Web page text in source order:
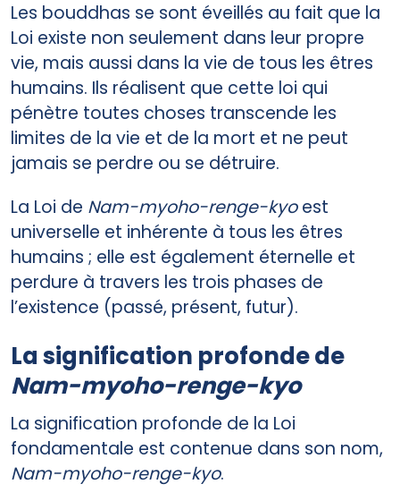
Les bouddhas se sont éveillés au fait que la
Loi existe non seulement dans leur propre
vie, mais aussi dans la vie de tous les êtres
humains. Ils réalisent que cette loi qui
pénètre toutes choses transcende les
limites de la vie et de la mort et ne peut
jamais se perdre ou se détruire.
La Loi de Nam-myoho-renge-kyoest
universelle et inhérente à tous les êtres
humains ; elle est également éternelle et
perdure à travers les trois phases de
l’existence (passé, présent, futur).
La signification profonde de
Nam-myoho-renge-kyo
La signification profonde de la Loi
fondamentale est contenue dans son nom,
Nam-myoho-renge-kyo.